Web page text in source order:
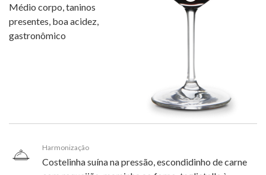
Médio corpo, taninos
presentes, boa acidez,
gastronômico
Harmonização
Costelinha suína na pressão, escondidinho de carne